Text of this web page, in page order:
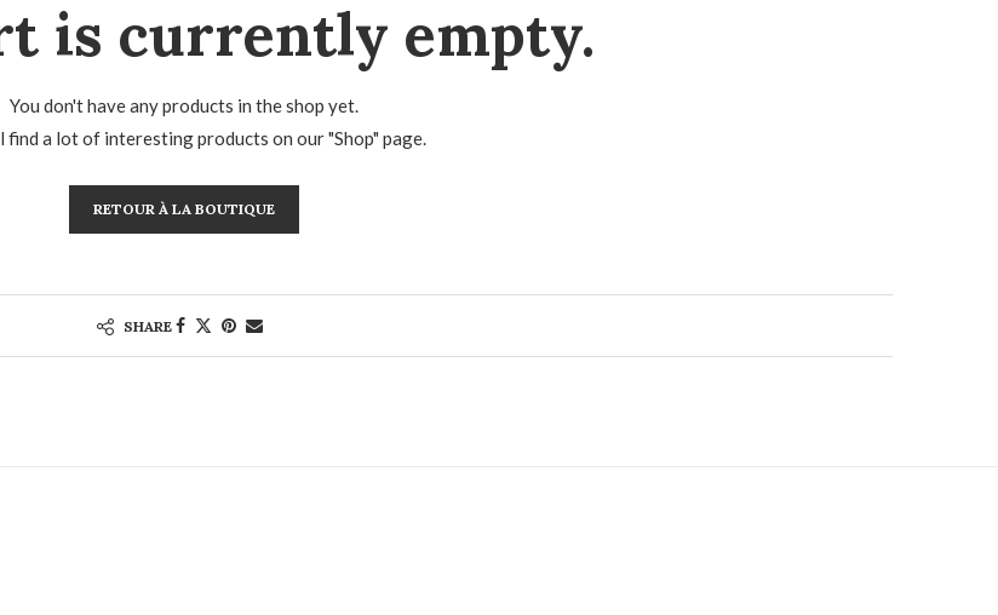
is currently empty.
You don't have any products in the shop yet.
find a lot of interesting products on our "Shop" page.
RETOUR À LA BOUTIQUE
SHARE